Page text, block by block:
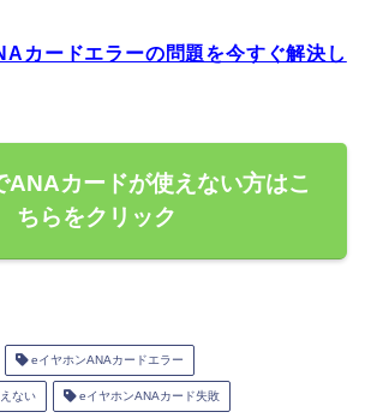
カードエラーの問題を今すぐ解決し
ANAカードが使えない方はこ
ちらをクリック
eイヤホンANAカードエラー
ない eイヤホンANAカード失敗